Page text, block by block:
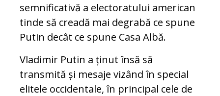
semnificativă a electoratului american
tinde să creadă mai degrabă ce spune
Putin decât ce spune Casa Albă.
Vladimir Putin a ținut însă să
transmită și mesaje vizând în special
elitele occidentale, în principal cele de